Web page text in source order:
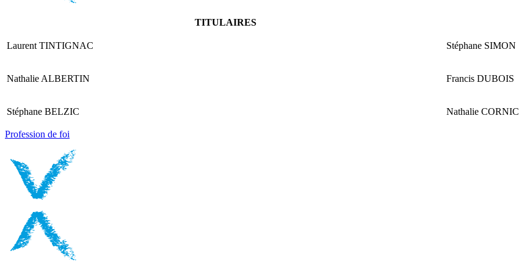
TITULAIRES
Laurent TINTIGNAC Stéphane SIMON
Nathalie ALBERTIN Francis DUBOIS
Stéphane BELZIC Nathalie CORNIC
Profession de foi